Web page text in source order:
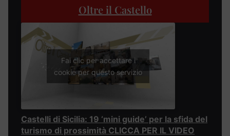
Oltre il Castello
Fai clic per accettare i
cookie per questo servizio
Castelli di Sicilia: 19 ‘mini guide’ per la sfida del
turismo di prossimità CLICCA PER IL VIDEO